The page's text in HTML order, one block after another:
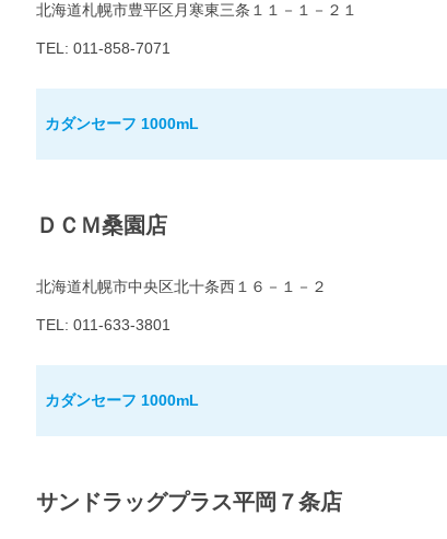
北海道札幌市豊平区月寒東三条１１－１－２１
TEL: 011-858-7071
カダンセーフ 1000mL
ＤＣＭ桑園店
北海道札幌市中央区北十条西１６－１－２
TEL: 011-633-3801
カダンセーフ 1000mL
サンドラッグプラス平岡７条店